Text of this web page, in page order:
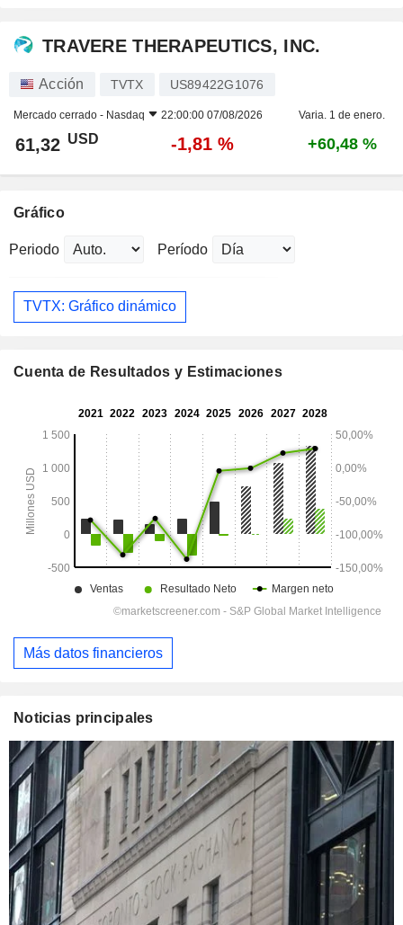
TRAVERE THERAPEUTICS, INC.
Acción TVTX US89422G1076
Mercado cerrado - Nasdaq 22:00:00 07/08/2026 Varia. 1 de enero.
61,32 USD -1,81 % +60,48 %
Gráfico
Periodo Período
TVTX: Gráfico dinámico
Cuenta de Resultados y Estimaciones
Más datos financieros
Noticias principales